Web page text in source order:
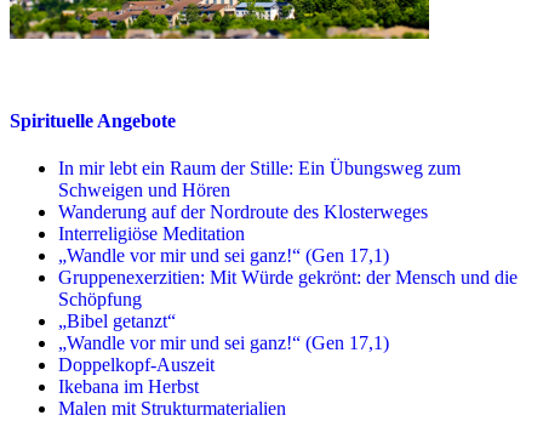
Spirituelle Angebote
In mir lebt ein Raum der Stille: Ein Übungsweg zum
Schweigen und Hören
Wanderung auf der Nordroute des Klosterweges
Interreligiöse Meditation
„Wandle vor mir und sei ganz!“ (Gen 17,1)
Gruppenexerzitien: Mit Würde gekrönt: der Mensch und die
Schöpfung
„Bibel getanzt“
„Wandle vor mir und sei ganz!“ (Gen 17,1)
Doppelkopf-Auszeit
Ikebana im Herbst
Malen mit Strukturmaterialien